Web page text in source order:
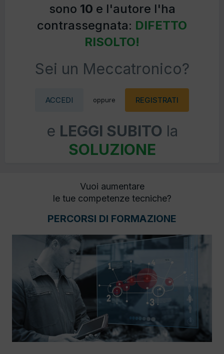
sono 10 e l'autore l'ha
contrassegnata: DIFETTO
RISOLTO!
Sei un Meccatronico?
ACCEDI oppure REGISTRATI
e LEGGI SUBITO la
SOLUZIONE
Vuoi aumentare
le tue competenze tecniche?
PERCORSI DI FORMAZIONE